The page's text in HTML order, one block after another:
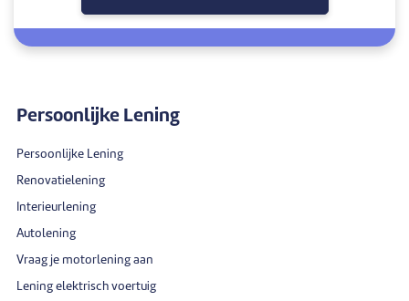
Persoonlijke Lening
Persoonlijke Lening
Renovatielening
Interieurlening
Autolening
Vraag je motorlening aan
Lening elektrisch voertuig